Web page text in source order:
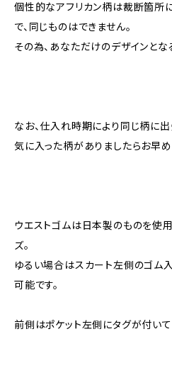
個性的なアフリカン柄は裁断箇所
で、同じものはできません。
その為、あなただけのデザインとな
なお、仕入れ時期により同じ柄に
気に入った柄がありましたらお早
ウエストゴムは日本製のものを使
ズ。
ゆるい場合はスカート左側のゴム
可能です。
前側はポケット左側にタグが付いて